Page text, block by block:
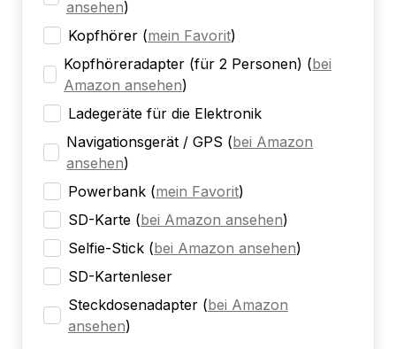
ansehen)
Kopfhörer (mein Favorit)
Kopfhöreradapter (für 2 Personen) (bei
Amazon ansehen)
Ladegeräte für die Elektronik
Navigationsgerät / GPS (bei Amazon
ansehen)
Powerbank (mein Favorit)
SD-Karte (bei Amazon ansehen)
Selfie-Stick (bei Amazon ansehen)
SD-Kartenleser
Steckdosenadapter (bei Amazon
ansehen)